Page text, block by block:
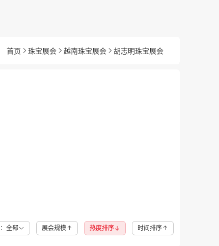
首页 珠宝展会 越南珠宝展会 胡志明珠宝展会
全部 展会规模 热度排序 时间排序